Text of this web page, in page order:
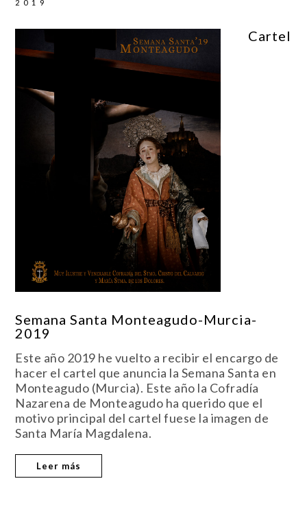
2019
Cartel
Semana Santa Monteagudo-Murcia-
2019
Este año 2019 he vuelto a recibir el encargo de
hacer el cartel que anuncia la Semana Santa en
Monteagudo (Murcia). Este año la Cofradía
Nazarena de Monteagudo ha querido que el
motivo principal del cartel fuese la imagen de
Santa María Magdalena.
Leer más